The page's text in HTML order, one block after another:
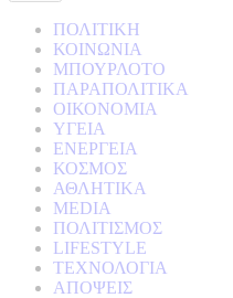
ΠΟΛΙΤΙΚΗ
ΚΟΙΝΩΝΙΑ
ΜΠΟΥΡΛΟΤΟ
ΠΑΡΑΠΟΛΙΤΙΚΑ
ΟΙΚΟΝΟΜΙΑ
ΥΓΕΙΑ
ΕΝΕΡΓΕΙΑ
ΚΟΣΜΟΣ
ΑΘΛΗΤΙΚΑ
MEDIA
ΠΟΛΙΤΙΣΜΟΣ
LIFESTYLE
ΤΕΧΝΟΛΟΓΙΑ
ΑΠΟΨΕΙΣ